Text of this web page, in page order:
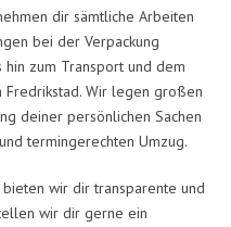
dir sämtliche Arbeiten
bei der Verpackung
zum Transport und dem
Fredrikstad. Wir legen großen
deiner persönlichen Sachen
termingerechten Umzug.
wir dir transparente und
wir dir gerne ein